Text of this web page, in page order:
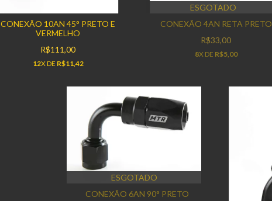
CONEXÃO 10AN 45° PRETO E
VERMELHO
R$111,00
12X DE R$11,42
ESGOTADO
CONEXÃO 4AN RETA PRETO
R$33,00
8X DE R$5,00
ESGOTADO
CONEXÃO 6AN 90° PRETO